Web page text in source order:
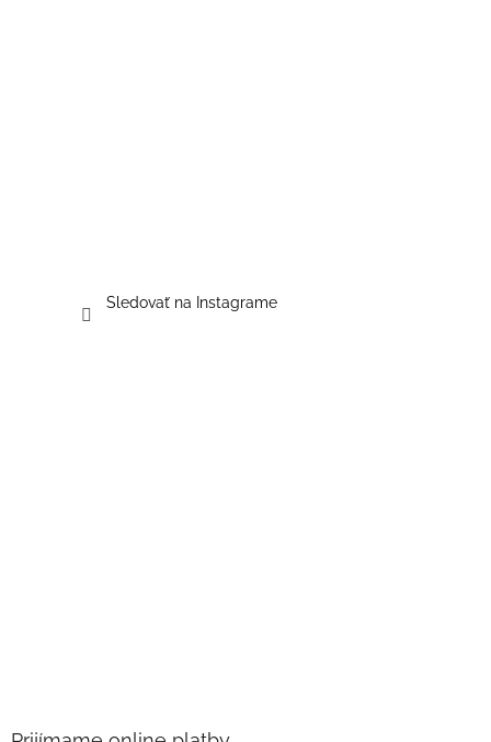
Sledovať na Instagrame